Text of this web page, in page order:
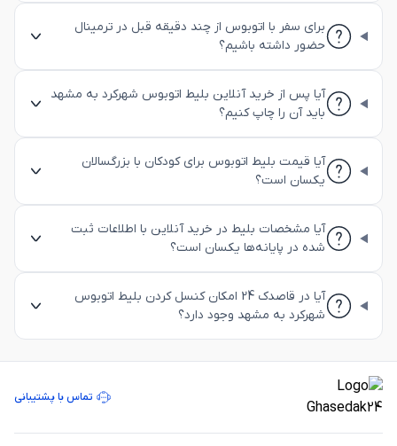
برای سفر با اتوبوس از چند دقیقه قبل در ترمینال
حضور داشته باشیم؟
آیا پس از خرید آنلاین بلیط اتوبوس شهرکرد به مشهد
باید آن را چاپ کنیم؟
آیا قیمت بلیط اتوبوس برای کودکان با بزرگسالان
یکسان است؟
آیا مشخصات بلیط در خرید آنلاین با اطلاعات ثبت
شده در پایانه‌ها یکسان است؟
آیا در قاصدک 24 امکان کنسل کردن بلیط اتوبوس
شهرکرد به مشهد وجود دارد؟
تماس با پشتیبانی